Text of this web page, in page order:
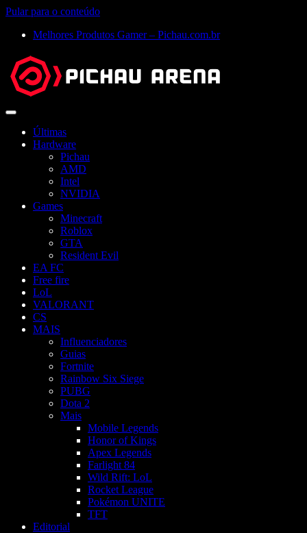
Pular para o conteúdo
Melhores Produtos Gamer – Pichau.com.br
Abrir
Últimas
Hardware
Pichau
AMD
Intel
NVIDIA
Games
Minecraft
Roblox
GTA
Resident Evil
EA FC
Free fire
LoL
VALORANT
CS
MAIS
Influenciadores
Guias
Fortnite
Rainbow Six Siege
PUBG
Dota 2
Mais
Mobile Legends
Honor of Kings
Apex Legends
Farlight 84
Wild Rift: LoL
Rocket League
Pokémon UNITE
TFT
Editorial